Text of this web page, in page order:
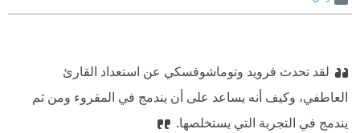
لقد تحدث فرويد وتوماشوفسكي عن استعداد القارئ
العاطفي، وكيف أنه يساعد على أن يندمج في المقروء ومن ثم
يندمج في التجربة التي يستخلصها.